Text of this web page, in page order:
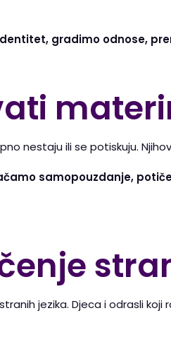
gradimo odnose,
nestaju ili se potiskuju.
samopouzdanje,
jezika. Djeca i odrasli koji